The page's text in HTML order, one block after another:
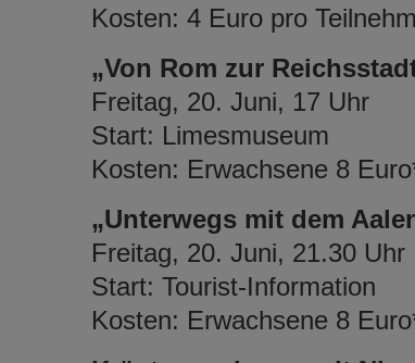
Kosten: 4 Euro pro
„Von Rom zur
Freitag, 20. Juni, 17 Uhr
Start: Limesmuseum
Kosten: Erwachsene 8
„Unterwegs mit dem
Freitag, 20. Juni, 21.30 Uhr
Start: Tourist-Information
Kosten: Erwachsene 8